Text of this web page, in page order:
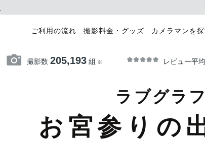
ご利用の流れ 撮影料金・グッズ カメラマンを探
撮影数 205,193組 ※ レビュー平均
ラブグラ
お宮参りの